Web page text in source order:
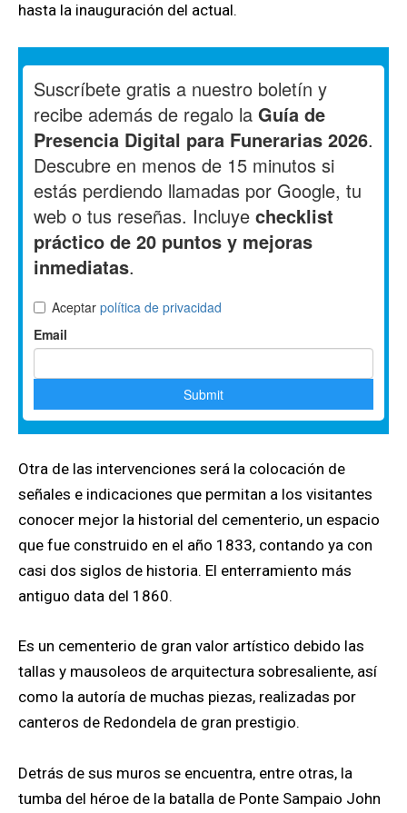
hasta la inauguración del actual.
Otra de las intervenciones será la colocación de
señales e indicaciones que permitan a los visitantes
conocer mejor la historial del cementerio, un espacio
que fue construido en el año 1833, contando ya con
casi dos siglos de historia. El enterramiento más
antiguo data del 1860.
Es un cementerio de gran valor artístico debido las
tallas y mausoleos de arquitectura sobresaliente, así
como la autoría de muchas piezas, realizadas por
canteros de Redondela de gran prestigio.
Detrás de sus muros se encuentra, entre otras, la
tumba del héroe de la batalla de Ponte Sampaio John